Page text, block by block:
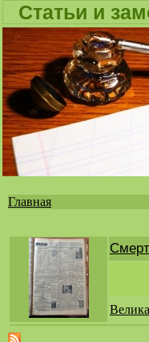
Статьи и
здесь
Главная